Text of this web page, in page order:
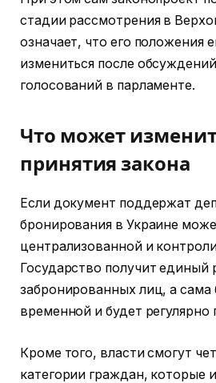
стадии рассмотрения в
означает, что его положения
измениться после
голосований в парламенте.
Что может
принятия закона
Если документ поддержат
бронирования в Украине
централизованной и
Государство получит единый
забронированных лиц, а сама
временной и будет регулярно
Кроме того, власти смогут
категории граждан, которые